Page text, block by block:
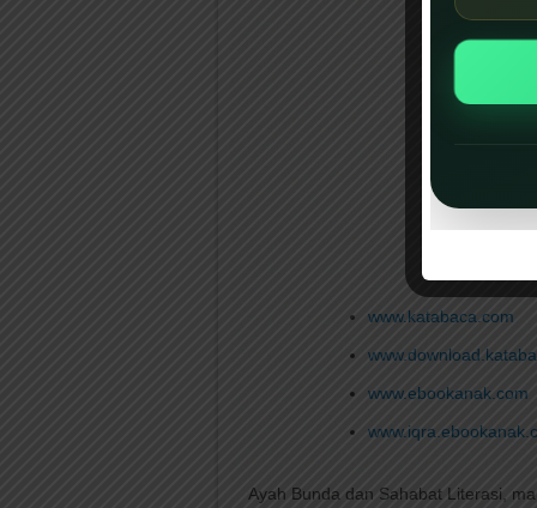
www.katabaca.com
www.ebookanak.com
Ayah Bunda dan Sahabat Literasi,